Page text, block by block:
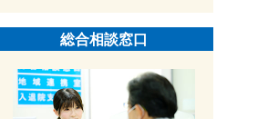
総合相談窓口